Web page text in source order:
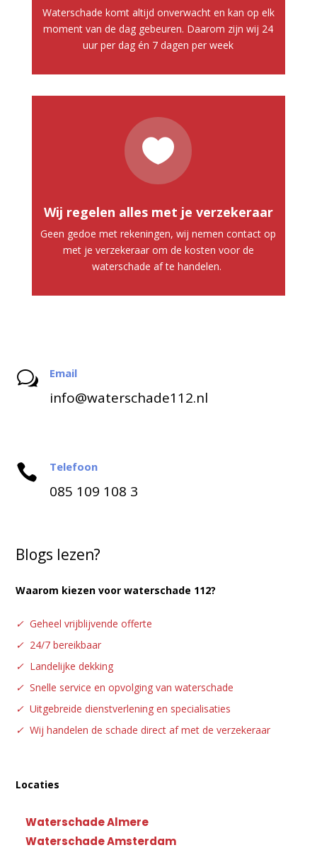
Waterschade komt altijd onverwacht en kan op elk
moment van de dag gebeuren. Daarom zijn wij 24
uur per dag én 7 dagen per week

Wij regelen alles met je verzekeraar
Geen gedoe met rekeningen, wij nemen contact op
met je verzekeraar om de kosten voor de
waterschade af te handelen.
w Email
info@waterschade112.nl
 Telefoon
085 109 108 3
Blogs lezen?
Waarom kiezen voor waterschade 112?
✓ Geheel vrijblijvende offerte
✓ 24/7 bereikbaar
✓ Landelijke dekking
✓ Snelle service en opvolging van waterschade
✓ Uitgebreide dienstverlening en specialisaties
✓ Wij handelen de schade direct af met de verzekeraar
Locaties
Waterschade Almere
Waterschade Amsterdam